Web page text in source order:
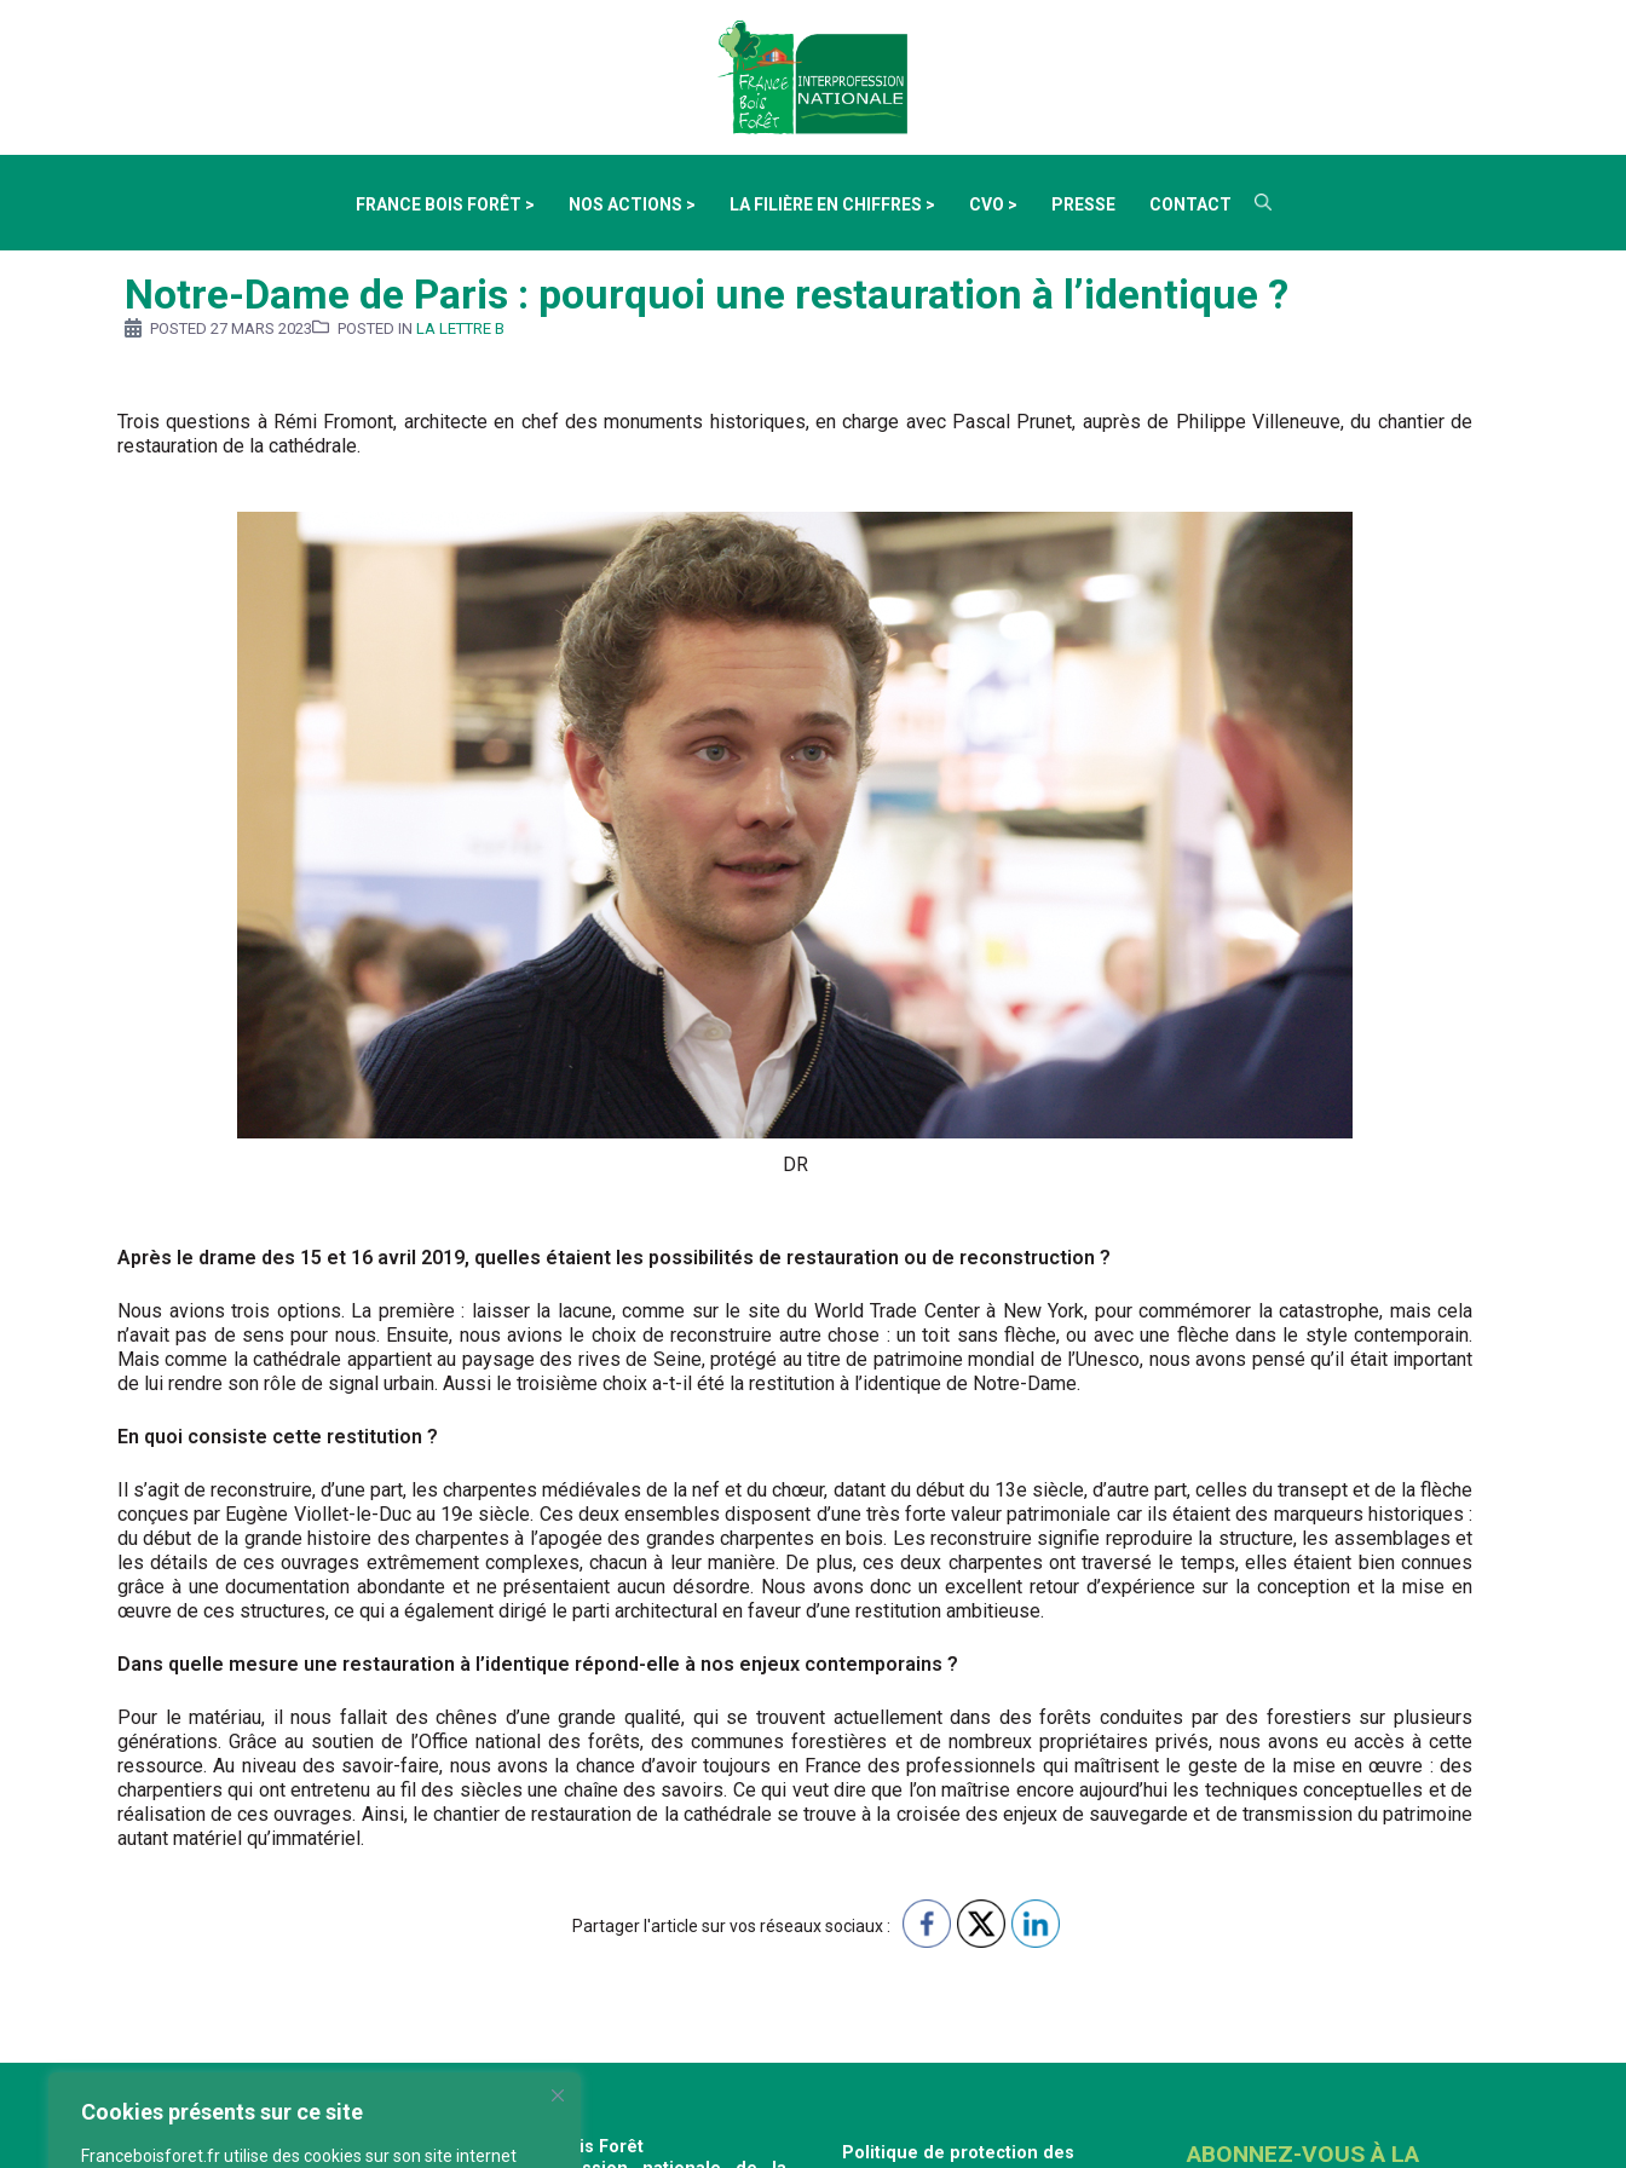
Cookies présents sur ce site
Franceboisforet.fr utilise des cookies sur son site internet
FRANCE BOIS FORÊT > NOS ACTIONS > LA FILIÈRE EN CHIFFRES > CVO > PRESSE CONTACT
Notre-Dame de Paris : pourquoi une restauration à l’identique ?
POSTED 27 MARS 2023 POSTED IN LA LETTRE B
Trois questions à Rémi Fromont, architecte en chef des monuments historiques, en charge avec Pascal Prunet, auprès de Philippe Villeneuve, du chantier de
restauration de la cathédrale.
DR
Après le drame des 15 et 16 avril 2019, quelles étaient les possibilités de restauration ou de reconstruction ?
Nous avions trois options. La première : laisser la lacune, comme sur le site du World Trade Center à New York, pour commémorer la catastrophe, mais cela
n’avait pas de sens pour nous. Ensuite, nous avions le choix de reconstruire autre chose : un toit sans flèche, ou avec une flèche dans le style contemporain.
Mais comme la cathédrale appartient au paysage des rives de Seine, protégé au titre de patrimoine mondial de l’Unesco, nous avons pensé qu’il était important
de lui rendre son rôle de signal urbain. Aussi le troisième choix a-t-il été la restitution à l’identique de Notre-Dame.
En quoi consiste cette restitution ?
Il s’agit de reconstruire, d’une part, les charpentes médiévales de la nef et du chœur, datant du début du 13e siècle, d’autre part, celles du transept et de la flèche
conçues par Eugène Viollet-le-Duc au 19e siècle. Ces deux ensembles disposent d’une très forte valeur patrimoniale car ils étaient des marqueurs historiques :
du début de la grande histoire des charpentes à l’apogée des grandes charpentes en bois. Les reconstruire signifie reproduire la structure, les assemblages et
les détails de ces ouvrages extrêmement complexes, chacun à leur manière. De plus, ces deux charpentes ont traversé le temps, elles étaient bien connues
grâce à une documentation abondante et ne présentaient aucun désordre. Nous avons donc un excellent retour d’expérience sur la conception et la mise en
œuvre de ces structures, ce qui a également dirigé le parti architectural en faveur d’une restitution ambitieuse.
Dans quelle mesure une restauration à l’identique répond-elle à nos enjeux contemporains ?
Pour le matériau, il nous fallait des chênes d’une grande qualité, qui se trouvent actuellement dans des forêts conduites par des forestiers sur plusieurs
générations. Grâce au soutien de l’Office national des forêts, des communes forestières et de nombreux propriétaires privés, nous avons eu accès à cette
ressource. Au niveau des savoir-faire, nous avons la chance d’avoir toujours en France des professionnels qui maîtrisent le geste de la mise en œuvre : des
charpentiers qui ont entretenu au fil des siècles une chaîne des savoirs. Ce qui veut dire que l’on maîtrise encore aujourd’hui les techniques conceptuelles et de
réalisation de ces ouvrages. Ainsi, le chantier de restau­ration de la cathédrale se trouve à la croisée des enjeux de sauvegarde et de transmission du patrimoine
autant matériel qu’immatériel.
Partager l'article sur vos réseaux sociaux :
France Bois Forêt
Politique de protection des
ABONNEZ-VOUS À LA